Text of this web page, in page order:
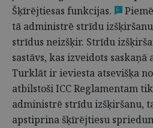
Šķīrējtiesas funkcijas.
6
tā administrē strīdu
strīdus neizšķir. Strīdu
sastāvs, kas izveidots saskaņā
Turklāt ir ieviesta atsevišķa
atbilstoši ICC Reglamentam
administrē strīdu izšķiršanu,
apstiprina šķīrējtiesu